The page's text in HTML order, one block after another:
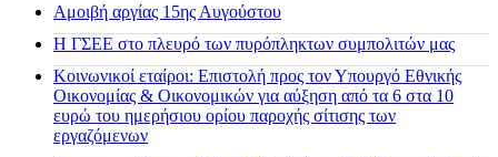
Αμοιβή αργίας 15ης Αυγούστου
H ΓΣΕΕ στο πλευρό των πυρόπληκτων συμπολιτών μας
Κοινωνικοί εταίροι: Επιστολή προς τον Υπουργό Εθνικής
Οικονομίας & Οικονομικών για αύξηση από τα 6 στα 10
ευρώ του ημερήσιου ορίου παροχής σίτισης των
εργαζόμενων